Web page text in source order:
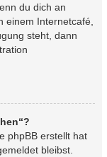
du dich an
einem Internetcafé,
steht, dann
phpBB erstellt hat
bleibst.